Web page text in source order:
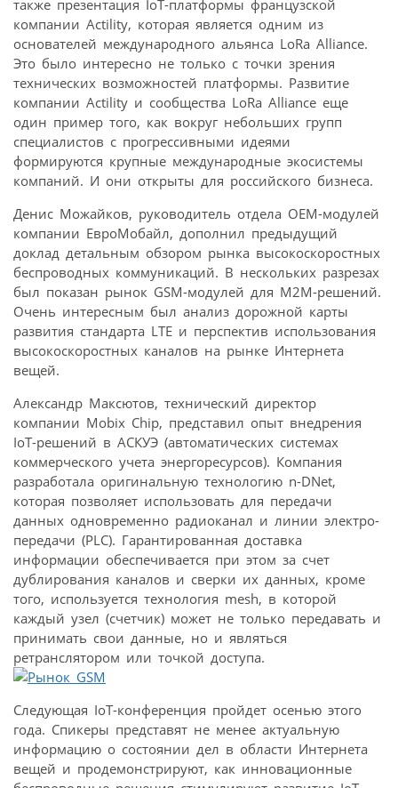
также презентация IoT-платформы французской
компании Actility, которая является одним из
основателей международного альянса LoRa Alliance.
Это было интересно не только с точки зрения
технических возможностей платформы. Развитие
компании Actility и сообщества LoRa Alliance еще
один пример того, как вокруг небольших групп
специалистов с прогрессивными идеями
формируются крупные международные экосистемы
компаний. И они открыты для российского бизнеса.
Денис Можайков, руководитель отдела ОЕМ-модулей
компании ЕвроМобайл, дополнил предыдущий
доклад детальным обзором рынка высокоскоростных
беспроводных коммуникаций. В нескольких разрезах
был показан рынок GSM-модулей для M2M-решений.
Очень интересным был анализ дорожной карты
развития стандарта LTE и перспектив использования
высокоскоростных каналов на рынке Интернета
вещей.
Александр Максютов, технический директор
компании Mobix Chip, представил опыт внедрения
IoT-решений в АСКУЭ (автоматических системах
коммерческого учета энергоресурсов). Компания
разработала оригинальную технологию n-DNet,
которая позволяет использовать для передачи
данных одновременно радиоканал и линии электро­
передачи (PLC). Гарантированная доставка
информации обеспечивается при этом за счет
дублирования каналов и сверки их данных, кроме
того, используется технология mesh, в которой
каждый узел (счетчик) может не только передавать и
принимать свои данные, но и являться
ретранслятором или точкой доступа.
Следующая IoT-конференция пройдет осенью этого
года. Спикеры представят не менее актуальную
информацию о состоянии дел в области Интернета
вещей и продемонстрируют, как инновационные